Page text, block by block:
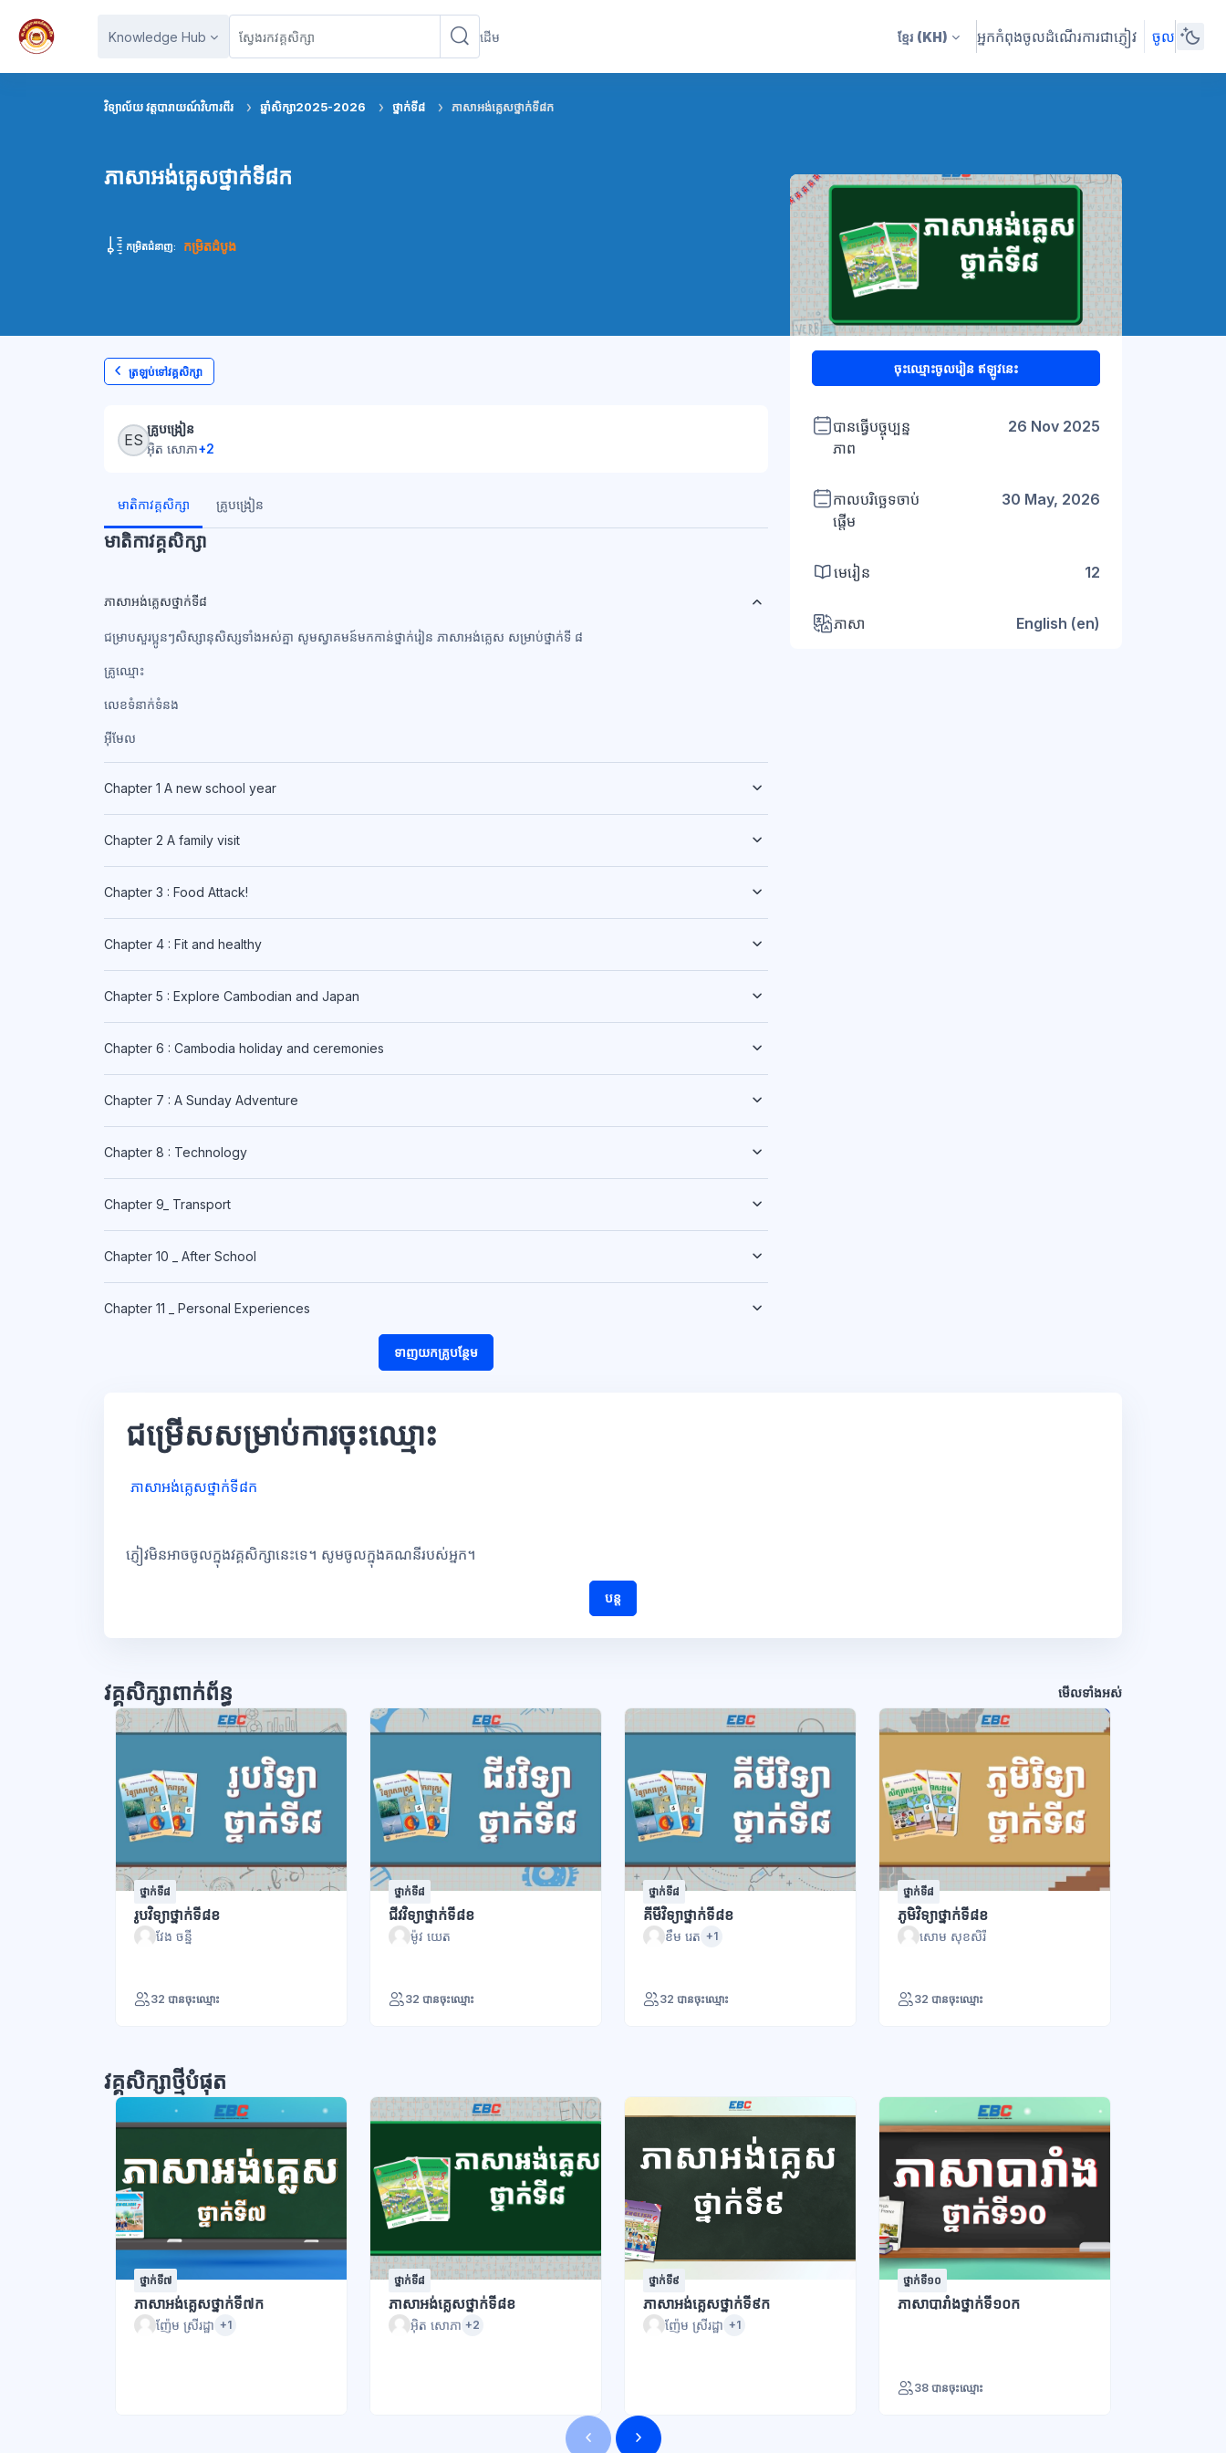
Knowledge Hub
ស្វែងរកវគ្គសិក្សា
ដើម ខ្មែរ (KH) អ្នកកំពុងចូលដំណើរការជាភ្ញៀវ ចូល
វិទ្យាល័យ វត្តបារាយណ៍វិហារពីរ ឆ្នាំសិក្សា2025-2026 ថ្នាក់ទី៨ ភាសាអង់គ្លេសថ្នាក់ទី៨ក
ភាសាអង់គ្លេសថ្នាក់ទី៨ក
កម្រិតជំនាញ: កម្រិតដំបូង
ត្រឡប់ទៅវគ្គសិក្សា
ប្លុក
ES
គ្រូបង្រៀន
អ៊ិត សោភា+2
ចុះឈ្មោះចូលរៀន ឥឡូវនេះ
បានធ្វើបច្ចុប្បន្ន
ភាព
26 Nov 2025
កាលបរិច្ឆេទចាប់
ផ្តើម
30 May, 2026
មេរៀន 12
ភាសា English ‎(en)‎
មាតិកាវគ្គសិក្សា គ្រូបង្រៀន
មាតិកាវគ្គសិក្សា
ភាសាអង់គ្លេសថ្នាក់ទី៨
ជម្រាបសួរប្អូនៗសិស្សានុសិស្សទាំងអស់គ្នា សូមស្វាគមន៍មកកាន់ថ្នាក់រៀន ភាសាអង់គ្លេស សម្រាប់ថ្នាក់ទី ៨
គ្រូឈ្មោះ
លេខទំនាក់ទំនង​
អ៊ីមែល
Chapter 1 A new school year
Chapter 2 A family visit
Chapter 3 : Food Attack!
Chapter 4 : Fit and healthy
Chapter 5 : Explore Cambodian and Japan
Chapter 6 : Cambodia holiday and ceremonies
Chapter 7 : A Sunday Adventure
Chapter 8 : Technology
Chapter 9_ Transport
Chapter 10 _ After School
Chapter 11 _ Personal Experiences
ទាញយកគ្រូបន្ថែម
ជម្រើសសម្រាប់ការចុះឈ្មោះ
ភាសាអង់គ្លេសថ្នាក់ទី៨ក
ភ្ញៀវមិនអាចចូលក្នុងវគ្គសិក្សានេះទេ។ សូមចូលក្នុងគណនីរបស់អ្នក។
បន្ត
វគ្គសិក្សាពាក់ព័ន្ធ មើលទាំងអស់
ថ្នាក់ទី៨
រូបវិទ្យាថ្នាក់ទី៨ខ
វែង ចន្នី
32 បានចុះឈ្មោះ
ថ្នាក់ទី៨
ជីវវិទ្យាថ្នាក់ទី៨ខ
ម៉ូវ យេត
32 បានចុះឈ្មោះ
ថ្នាក់ទី៨
គីមីវិទ្យាថ្នាក់ទី៨ខ
ខឹម រេត +1
32 បានចុះឈ្មោះ
ថ្នាក់ទី៨
ភូមិវិទ្យាថ្នាក់ទី៨ខ
សោម សុខសិរី
32 បានចុះឈ្មោះ
វគ្គសិក្សាថ្មីបំផុត
ថ្នាក់ទី៧
ភាសាអង់គ្លេសថ្នាក់ទី៧ក
ញ៉ែម ស្រីរដ្ឋា +1
ថ្នាក់ទី៨
ភាសាអង់គ្លេសថ្នាក់ទី៨ខ
អ៊ិត សោភា +2
ថ្នាក់ទី៩
ភាសាអង់គ្លេសថ្នាក់ទី៩ក
ញ៉ែម ស្រីរដ្ឋា +1
ថ្នាក់ទី១០
ភាសាបារាំងថ្នាក់ទី១០ក
38 បានចុះឈ្មោះ